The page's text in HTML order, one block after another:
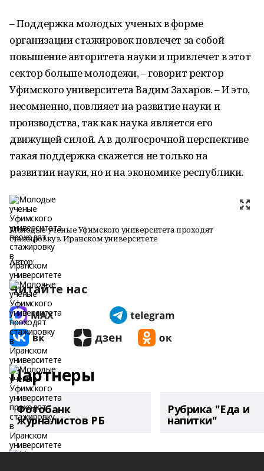
–Поддержкамолодых ученых в форме
организации стажировокповлечет за собой
повышение авторитета науки и привлечет в этот
сектор больше молодежи, – говорит ректор
Уфимского университета Вадим Захаров.– И это,
несомненно,повлияетна развитиенауки и
производства, так как наука является его
движущей силой.А в долгосрочной перспективе
такая поддержка скажется не только на
развитии науки, но и на экономике республики.
Молодые ученые Уфимского университета проходят
стажировку в Иранском университете
Автор:
Читайте нас
Партнеры
Фотобанк
журналистов РБ
Рубрика "Еда и
напитки"